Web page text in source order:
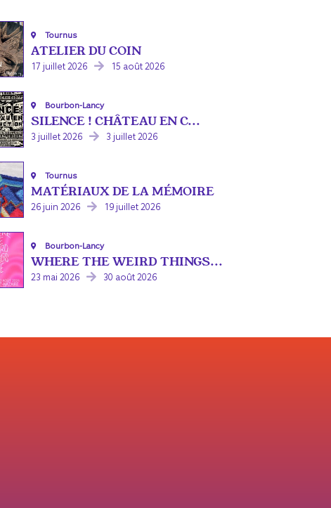
Tournus
ATELIER DU COIN
17 juillet 2026 15 août 2026
Bourbon-Lancy
SILENCE ! CHÂTEAU EN C...
3 juillet 2026 3 juillet 2026
Tournus
MATÉRIAUX DE LA MÉMOIRE
26 juin 2026 19 juillet 2026
Bourbon-Lancy
WHERE THE WEIRD THINGS...
23 mai 2026 30 août 2026